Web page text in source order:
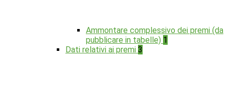
Ammontare complessivo dei premi (da
pubblicare in tabelle) 1
Dati relativi ai premi 3